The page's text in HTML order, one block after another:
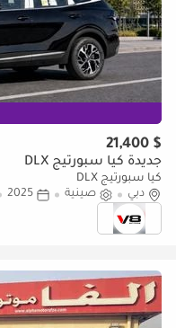
$ 21,400
جديدة كيا سبورتيج DLX
كيا سبورتيج DLX
دبي
صينية 2025